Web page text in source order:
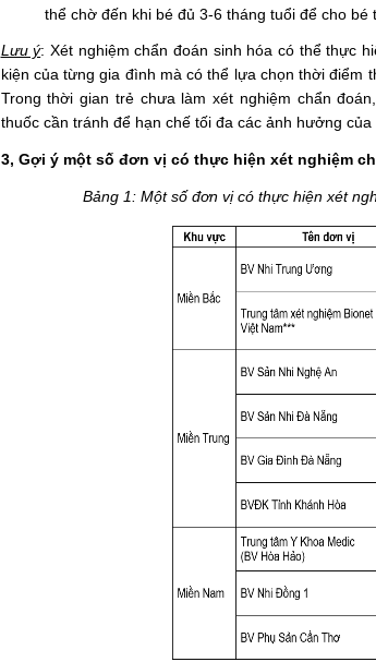
thể chờ đến khi bé đủ 3-6 tháng tuổi để cho bé
Lưu ý: Xét nghiệm chẩn đoán sinh hóa có thể thực
kiện của từng gia đình mà có thể lựa chọn thời điểm
Trong thời gian trẻ chưa làm xét nghiệm chẩn
thuốc cần tránh để hạn chế tối đa các ảnh hưởng
3, Gợi ý một số đơn vị có thực hiện xét nghiệm
Bảng 1: Một số đơn vị có thực hiện xét